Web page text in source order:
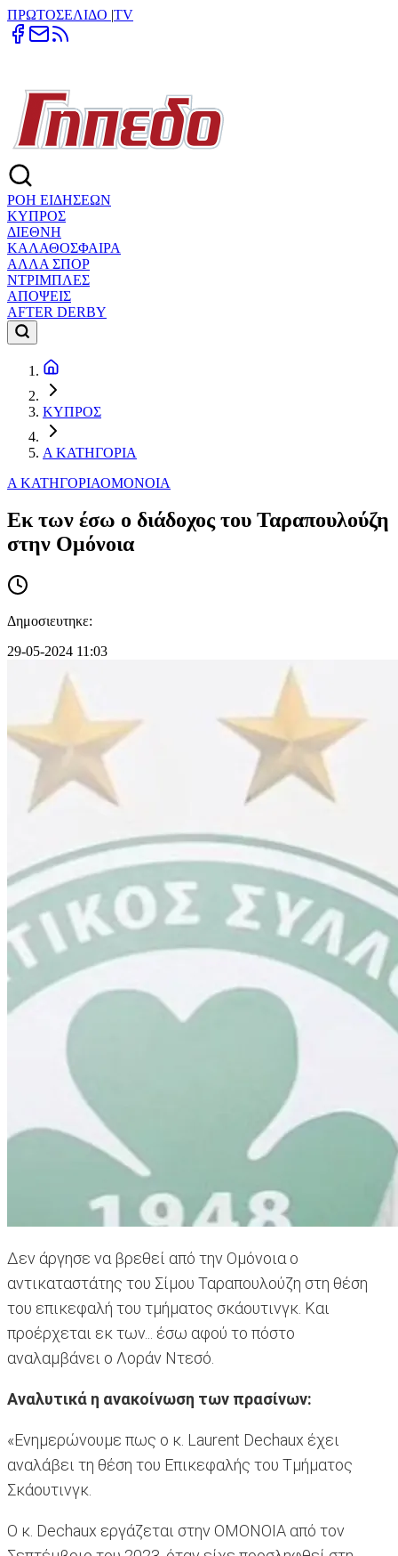
ΠΡΩΤΟΣΕΛΙΔΟ |TV
ΡΟΗ ΕΙΔΗΣΕΩΝ
ΚΥΠΡΟΣ
ΔΙΕΘΝΗ
ΚΑΛΑΘΟΣΦΑΙΡΑ
ΑΛΛΑ ΣΠΟΡ
ΝΤΡΙΜΠΛΕΣ
ΑΠΟΨΕΙΣ
AFTER DERBY
ΚΥΠΡΟΣ
Α ΚΑΤΗΓΟΡΙΑ
Α ΚΑΤΗΓΟΡΙΑΟΜΟΝΟΙΑ
Εκ των έσω ο διάδοχος του Ταραπουλούζη
στην Ομόνοια
Δημοσιευτηκε:
29-05-2024 11:03
Δεν άργησε να βρεθεί από την Ομόνοια ο
αντικαταστάτης του Σίμου Ταραπουλούζη στη θέση
του επικεφαλή του τμήματος σκάουτινγκ. Και
προέρχεται εκ των... έσω αφού το πόστο
αναλαμβάνει ο Λοράν Ντεσό.
Αναλυτικά η ανακοίνωση των πρασίνων:
«Ενημερώνουμε πως ο κ. Laurent Dechaux έχει
αναλάβει τη θέση του Επικεφαλής του Τμήματος
Σκάουτινγκ.
Ο κ. Dechaux εργάζεται στην ΟΜΟΝΟΙΑ από τον